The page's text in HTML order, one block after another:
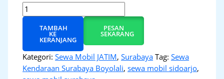
TAMBAH
KE
KERANJANG
PESAN
SEKARANG
Kategori:Sewa Mobil JATIM,Surabaya Tag:Sewa
Kendaraan Surabaya Boyolali,sewa mobil sidoarjo,